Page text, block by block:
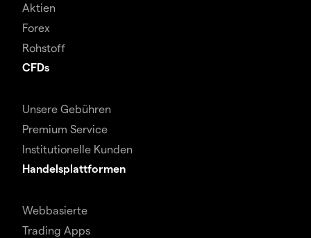
Aktien
Forex
Rohstoff
CFDs
Unsere Gebühren
Premium Service
Institutionelle Kunden
Handelsplattformen
Webbasierte
Trading Apps